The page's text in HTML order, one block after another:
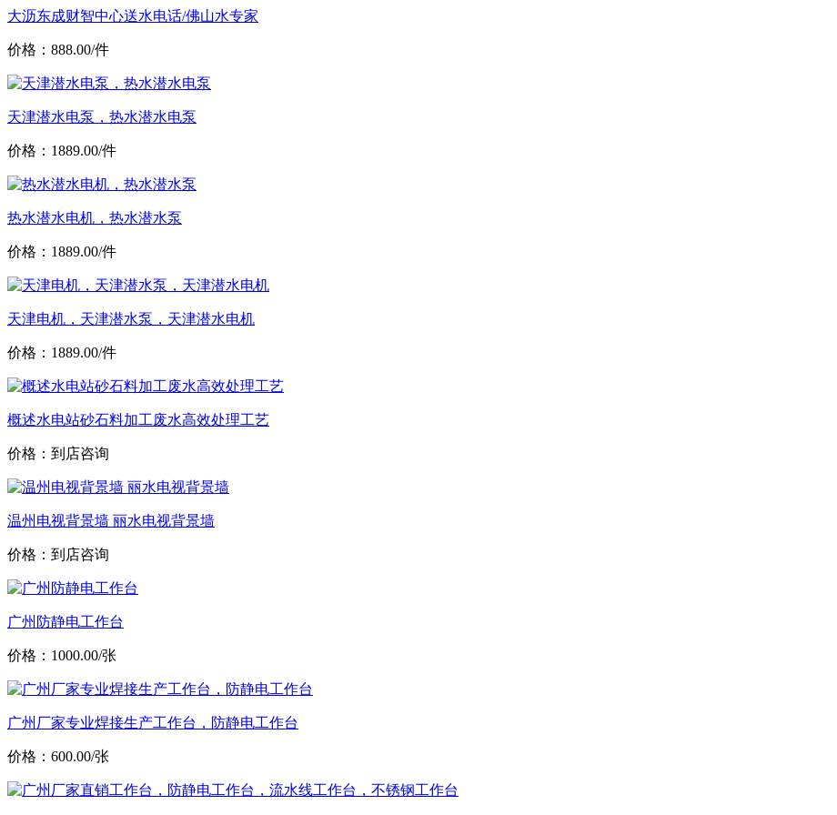
大沥东成财智中心送水电话/佛山水专家
价格：888.00/件
天津潜水电泵，热水潜水电泵
价格：1889.00/件
热水潜水电机，热水潜水泵
价格：1889.00/件
天津电机，天津潜水泵，天津潜水电机
价格：1889.00/件
概述水电站砂石料加工废水高效处理工艺
价格：到店咨询
温州电视背景墙 丽水电视背景墙
价格：到店咨询
广州防静电工作台
价格：1000.00/张
广州厂家专业焊接生产工作台，防静电工作台
价格：600.00/张